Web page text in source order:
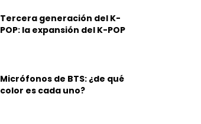
Tercera generación del K-
POP: la expansión del K-POP
Micrófonos de BTS: ¿de qué
color es cada uno?